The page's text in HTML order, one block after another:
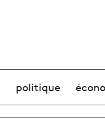
de menu
politique